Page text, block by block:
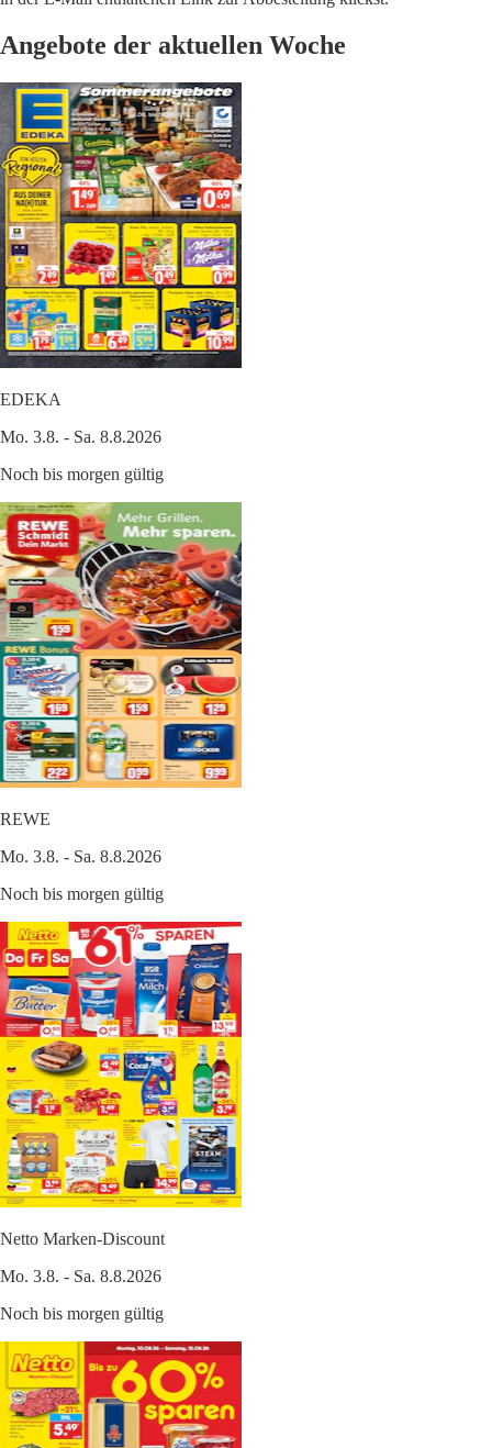
Angebote der aktuellen Woche
EDEKA
Mo. 3.8. - Sa. 8.8.2026
Noch bis morgen gültig
REWE
Mo. 3.8. - Sa. 8.8.2026
Noch bis morgen gültig
Netto Marken-Discount
Mo. 3.8. - Sa. 8.8.2026
Noch bis morgen gültig